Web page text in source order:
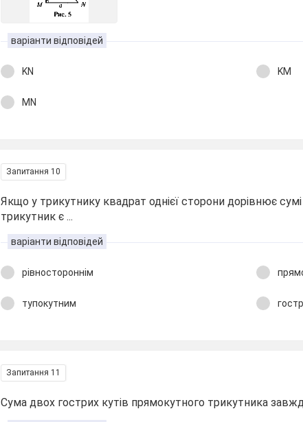
варіанти відповідей
KN KM
MN
Запитання 10
Якщо у трикутнику квадрат однієї сторони дорівнює
трикутник є ...
варіанти відповідей
рівностороннім
тупокутним
Запитання 11
Сума двох гострих кутів прямокутного трикутника